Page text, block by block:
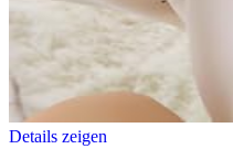
Details zeigen